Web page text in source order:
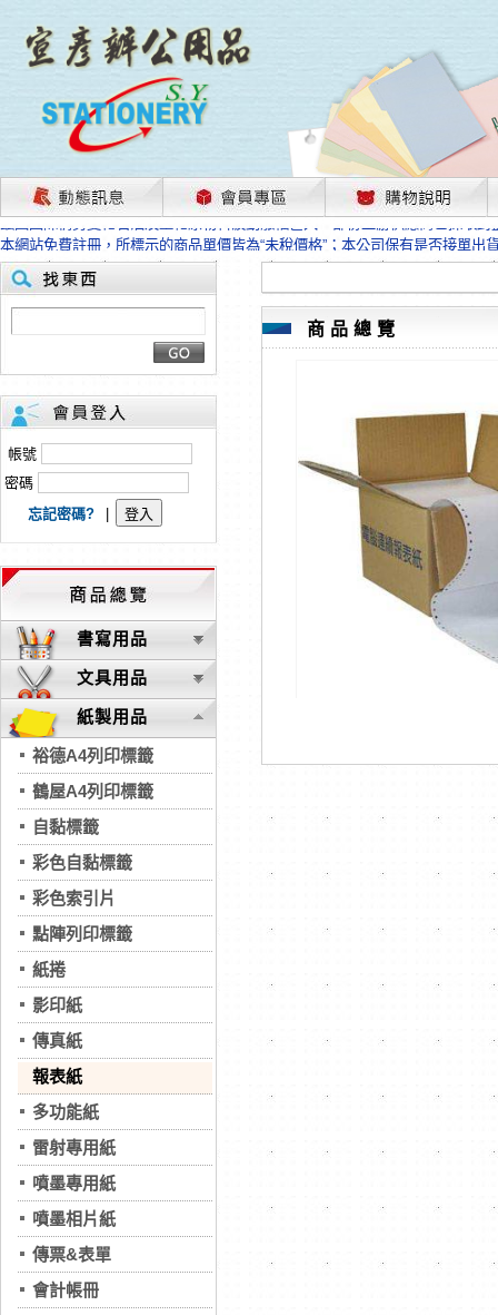
茲因國際情勢變化石油及塑化原物料波動漲幅甚大，部份上游供應商已採取
本網站免費註冊，所標示的商品單價皆為“未稅價格”；本公司保有是否接單出
HP、EPSON、CANON原廠耗材價格浮動，下單前請先跟客服人員確認最新
本網站免費註冊，所標示的商品單價皆為“未稅價格”；本公司保有是否接單出
匯款客戶請注意！因商品繁複來不及發現短缺，遂待客服人員跟您確認訂單
本網站免費註冊，所標示的商品單價皆為“未稅價格”；本公司保有是否接單出
茲因國際情勢變化石油及塑化原物料波動漲幅甚大，部份上游供應商已採取
本網站免費註冊，所標示的商品單價皆為“未稅價格”；本公司保有是否接單出
HP、EPSON、CANON原廠耗材價格浮動，下單前請先跟客服人員確認最新
本網站免費註冊，所標示的商品單價皆為“未稅價格”；本公司保有是否接單出
匯款客戶請注意！因商品繁複來不及發現短缺，遂待客服人員跟您確認訂單
本網站免費註冊，所標示的商品單價皆為“未稅價格”；本公司保有是否接單出
帳號
密碼
忘記密碼?
書寫用品
文具用品
紙製用品
裕德A4列印標籤
鶴屋A4列印標籤
自黏標籤
彩色自黏標籤
彩色索引片
點陣列印標籤
紙捲
影印紙
傳真紙
報表紙
多功能紙
雷射專用紙
噴墨專用紙
噴墨相片紙
傳票&表單
會計帳冊
商品總覽